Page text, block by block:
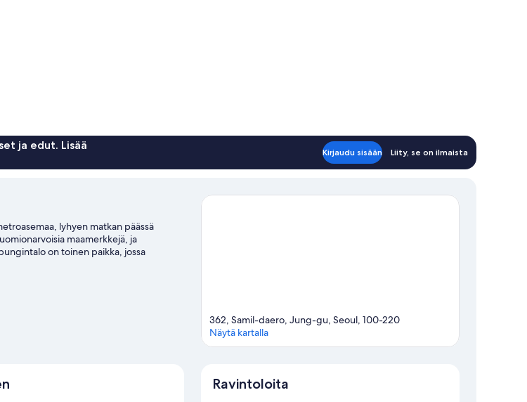
ja edut. Lisää
Kirjaudu sisään Liity, se on ilmaista
lyhyen matkan päässä
maamerkkejä, ja
on toinen paikka, jossa
myös hyvien liikenneyhteyksien
362, Samil-daero, Jung-gu, Seoul, 100-220
Näytä kartalla
Ravintoloita